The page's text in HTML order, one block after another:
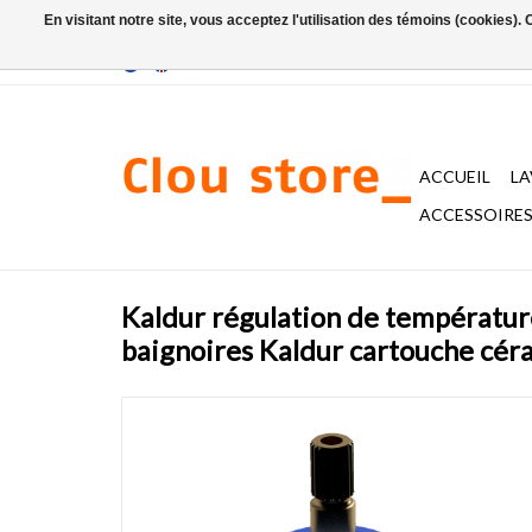
ACCUEIL
Kaldur régulation de
baignoires Kaldur cartouche
En visitant notre site, vous acceptez l'utilisation des témoins